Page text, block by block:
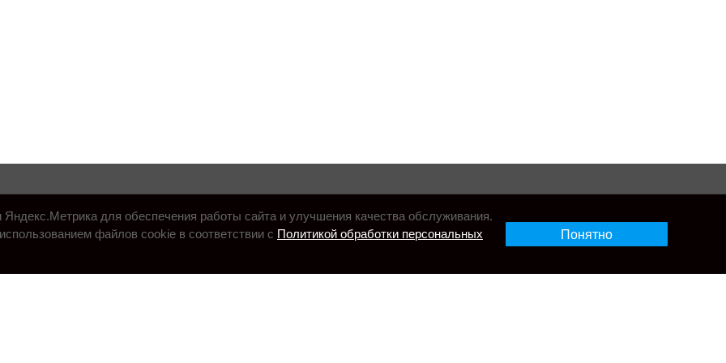
для обеспечения работы сайта и улучшения качества обслуживания.
файлов cookie в соответствии с Политикой обработки персональных
Понятно